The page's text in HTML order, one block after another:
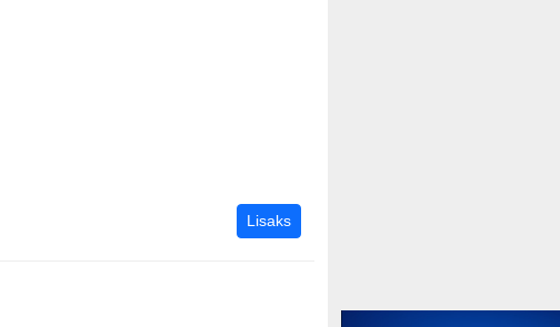
Lisakskõik tulemused